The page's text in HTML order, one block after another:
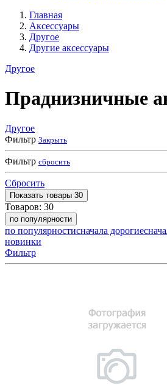
Главная
Аксессуары
Другое
Другие аксессуары
Другое
Праднизничные
Другое
Фильтр Закрыть
Фильтр сбросить
Сбросить
Показать товары 30
Товаров: 30
по популярности
по популярностисначала дорогие
новинки
Фильтр